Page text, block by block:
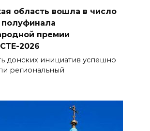
область вошла в число
премии
2026
донских инициатив успешно
региональный